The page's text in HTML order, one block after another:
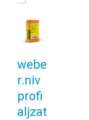
webe
r.niv
profi
aljzat